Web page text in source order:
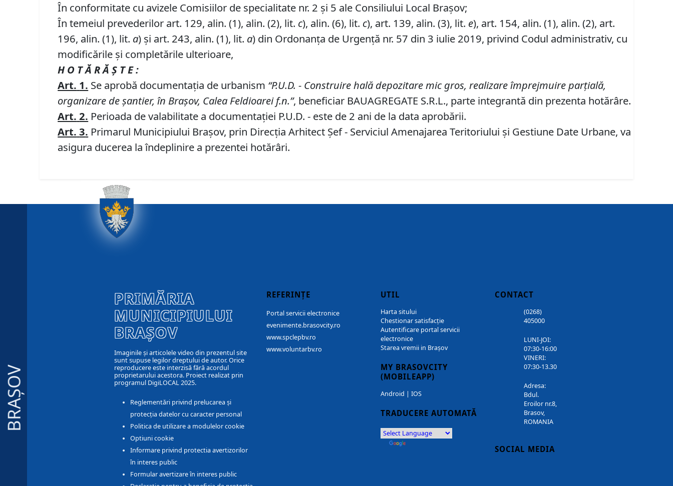
În conformitate cu avizele Comisiilor de specialitate nr. 2 și 5 ale Consiliului Local Brașov;
În temeiul prevederilor art. 129, alin. (1), alin. (2), lit. c), alin. (6), lit. c), art. 139, alin. (3), lit. e), art. 154, alin. (1), alin. (2), art.
196, alin. (1), lit. a) și art. 243, alin. (1), lit. a) din Ordonanța de Urgență nr. 57 din 3 iulie 2019, privind Codul administrativ, cu
modificările și completările ulterioare,
H O T Ă R Ă Ş T E :
Art. 1. Se aprobă documentaţia de urbanism “P.U.D. - Construire hală depozitare mic gros, realizare împrejmuire parţială,
organizare de şantier, în Braşov, Calea Feldioarei f.n.”, beneficiar BAUAGREGATE S.R.L., parte integrantă din prezenta hotărâre.
Art. 2. Perioada de valabilitate a documentaţiei P.U.D. - este de 2 ani de la data aprobării.
Art. 3. Primarul Municipiului Braşov, prin Direcţia Arhitect Şef - Serviciul Amenajarea Teritoriului şi Gestiune Date Urbane, va
asigura ducerea la îndeplinire a prezentei hotărâri.
BRAȘOV
PRIMĂRIA
MUNICIPIULUI
BRAȘOV
Imaginile și articolele video din prezentul site
sunt supuse legilor dreptului de autor. Orice
reproducere este interzisă fără acordul
proprietarului acestora. Proiect realizat prin
programul DigiLOCAL 2025.
Reglementări privind prelucarea și
protecția datelor cu caracter personal
Politica de utilizare a modulelor cookie
Optiuni cookie
Informare privind protectia avertizorilor
în interes public
Formular avertizare în interes public
REFERINȚE
Portal servicii electronice
evenimente.brasovcity.ro
www.spclepbv.ro
www.voluntarbv.ro
UTIL
Harta sitului
Chestionar satisfacție
Autentificare portal servicii
electronice
Starea vremii in Brașov
MY BRASOVCITY
(MOBILEAPP)
Android | IOS
TRADUCERE AUTOMATĂ
CONTACT
(0268)
405000
LUNI-JOI:
07:30-16:00
VINERI:
07:30-13.30
Adresa:
Bdul.
Eroilor nr.8,
Brasov,
ROMANIA
SOCIAL MEDIA